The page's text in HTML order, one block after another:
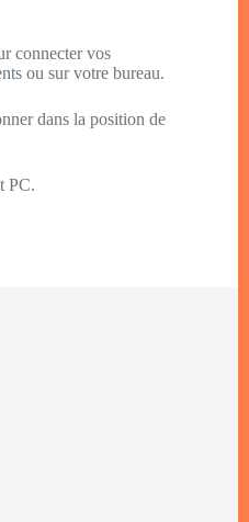
connecter vos
ou sur votre bureau.
dans la position de
PC.